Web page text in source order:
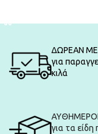
ΔΩΡΕΑΝ
για
κιλά
για τα είδη